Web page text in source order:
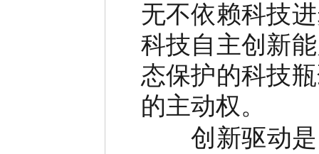
无不依赖科技
科技自主创新
态保护的科技
的主动权。
创新驱动是